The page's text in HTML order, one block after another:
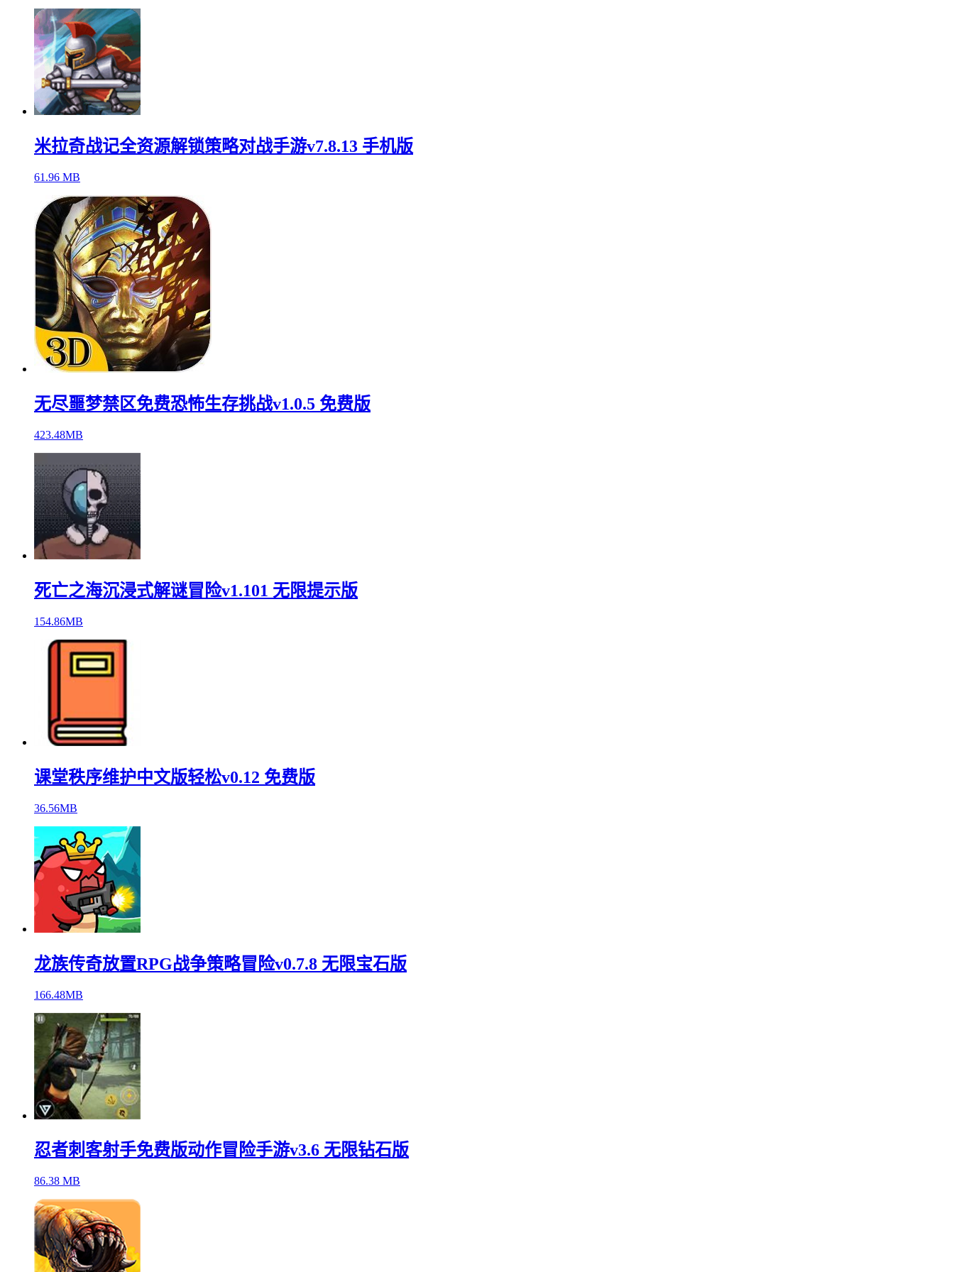
米拉奇战记全资源解锁策略对战手游v7.8.13 手机版
61.96 MB
无尽噩梦禁区免费恐怖生存挑战v1.0.5 免费版
423.48MB
死亡之海沉浸式解谜冒险v1.101 无限提示版
154.86MB
课堂秩序维护中文版轻松v0.12 免费版
36.56MB
龙族传奇放置RPG战争策略冒险v0.7.8 无限宝石版
166.48MB
忍者刺客射手免费版动作冒险手游v3.6 无限钻石版
86.38 MB